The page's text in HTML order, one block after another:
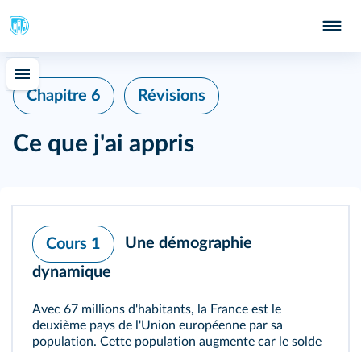
Chapitre 6 Révisions
Ce que j'ai appris
Cours 1
Une démographie
dynamique
Avec 67 millions d'habitants, la France est le
deuxième pays de l'Union européenne par sa
population. Cette population augmente car le solde